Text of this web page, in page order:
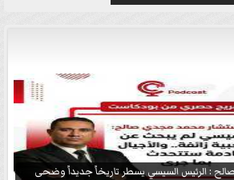
: الرئيس السيسي يسطر تاريخاً جديداً وضحى